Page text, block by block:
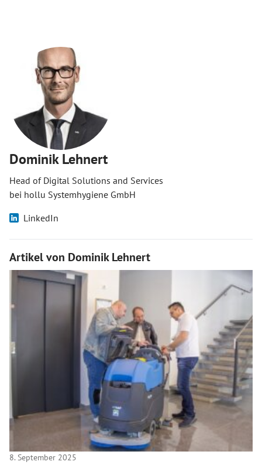
Dominik Lehnert
Head of Digital Solutions and Services
bei hollu Systemhygiene GmbH
LinkedIn
Artikel von Dominik Lehnert
8. September 2025